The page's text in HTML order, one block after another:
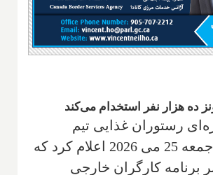
ده هزار نفر استخدام می‌کند
رستوران غذایی تیم
هورتونز روز جمعه 25 می 2026 اعلام کرد که
برنامه کارگران خارجی